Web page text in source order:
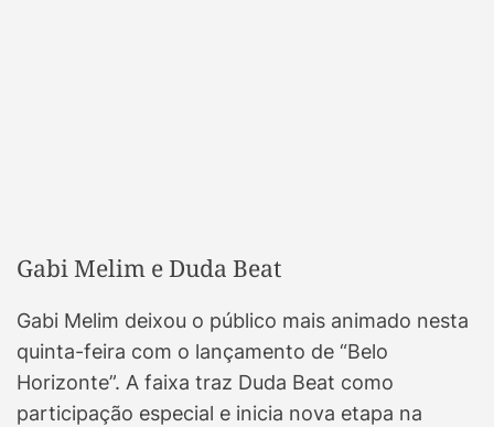
Gabi Melim e Duda Beat
Gabi Melim deixou o público mais animado nesta
quinta-feira com o lançamento de “Belo
Horizonte”. A faixa traz Duda Beat como
participação especial e inicia nova etapa na